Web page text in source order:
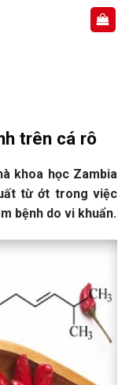
trên cá rô
khoa học Zambia
từ ớt trong việc
bệnh do vi khuẩn.